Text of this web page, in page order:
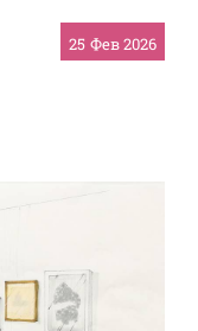
25 Фев 2026